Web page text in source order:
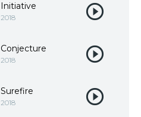
Initiative
2018
Conjecture
2018
Surefire
2018